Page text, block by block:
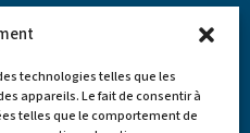
technologies telles que les
appareils. Le fait de consentir à
telles que le comportement de